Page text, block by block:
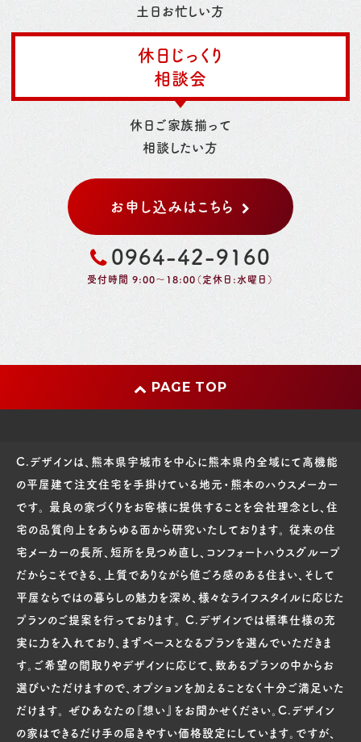
土日お忙しい方
休日じっくり
相談会
休日ご家族揃って
相談したい方
お申し込みはこちら
0964-42-9160
受付時間 9:00～18:00（定休日:水曜日）
PAGE TOP
C.デザインは、熊本県宇城市を中心に熊本県内全域にて高機能
の平屋建て注文住宅を手掛けている地元・熊本のハウスメーカー
です。 最良の家づくりをお客様に提供することを会社理念とし、住
宅の品質向上をあらゆる面から研究いたしております。 従来の住
宅メーカーの長所、短所を見つめ直し、コンフォートハウスグループ
だからこそできる、上質でありながら値ごろ感のある住まい、そして
平屋ならではの暮らしの魅力を深め、様々なライフスタイルに応じた
プランのご提案を行っております。 C.デザインでは標準仕様の充
実に力を入れており、まずベースとなるプランを選んでいただきま
す。ご希望の間取りやデザインに応じて、数あるプランの中からお
選びいただけますので、オプションを加えることなく十分ご満足いた
だけます。 ぜひあなたの『想い』をお聞かせください。C.デザイン
の家はできるだけ手の届きやすい価格設定にしています。ですが、